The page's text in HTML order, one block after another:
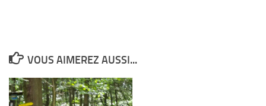
VOUS AIMEREZ AUSSI...